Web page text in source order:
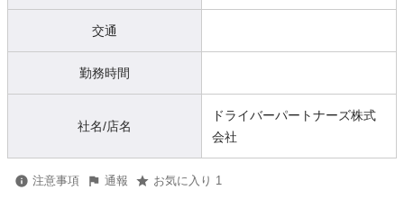
交通
勤務時間
社名/店名
ドライバーパートナーズ株式
会社
注意事項 通報 お気に入り 1